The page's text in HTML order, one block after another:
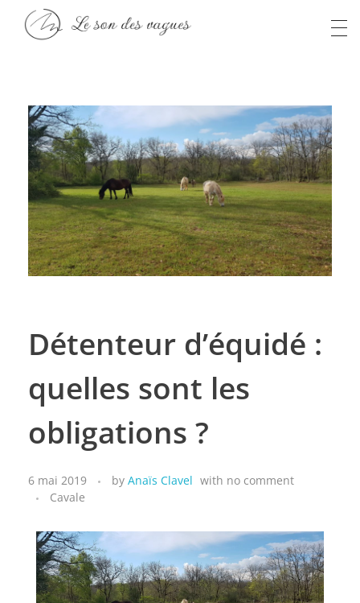
Détenteur d’équidé :
quelles sont les
obligations ?
6 mai 2019 by Anaïs Clavel with no comment
Cavale